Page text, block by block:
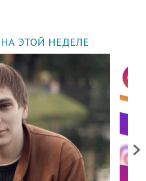
ЭТОЙ НЕДЕЛЕ
Next